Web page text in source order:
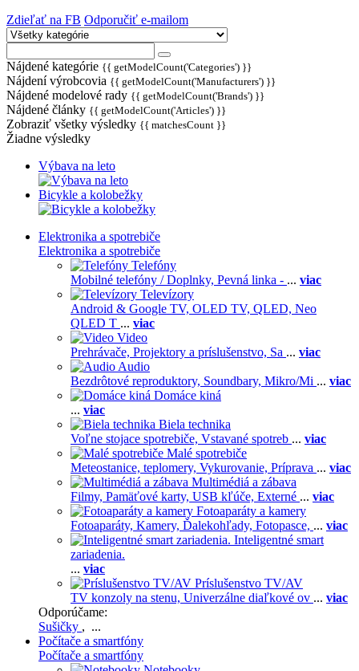
Zdieľať na FB Odporučiť e-mailom
Nájdené kategórie {{ getModelCount('Categories') }}
Nájdení výrobcovia {{ getModelCount('Manufacturers') }}
Nájdené modelové rady {{ getModelCount('Brands') }}
Nájdené články {{ getModelCount('Articles') }}
Zobraziť všetky výsledky {{ matchesCount }}
Žiadne výsledky
Výbava na leto
Bicykle a kolobežky
Elektronika a spotrebiče
Elektronika a spotrebiče
Telefóny
Mobilné telefóny / Doplnky, Pevná linka - ... viac
Televízory
Android & Google TV, OLED TV, QLED, Neo
QLED T ... viac
Video
Prehrávače, Projektory a príslušenstvo, Sa ... viac
Audio
Bezdrôtové reproduktory, Soundbary, Mikro/Mi ... viac
Domáce kiná
... viac
Biela technika
Voľne stojace spotrebiče, Vstavané spotreb ... viac
Malé spotrebiče
Meteostanice, teplomery, Vykurovanie, Príprava ... viac
Multimédiá a zábava
Filmy, Pamäťové karty, USB kľúče, Externé ... viac
Fotoaparáty a kamery
Fotoaparáty, Kamery, Ďalekohľady, Fotopasce, ... viac
Inteligentné smart
zariadenia.
... viac
Príslušenstvo TV/AV
TV konzoly na stenu, Univerzálne diaľkové ov ... viac
Odporúčame:
Sušičky , ...
Počítače a smartfóny
Počítače a smartfóny